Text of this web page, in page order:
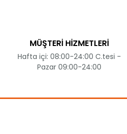
MÜŞTERİ HİZMETLERİ
Hafta içi: 08:00-24:00 C.tesi -
Pazar 09:00-24:00